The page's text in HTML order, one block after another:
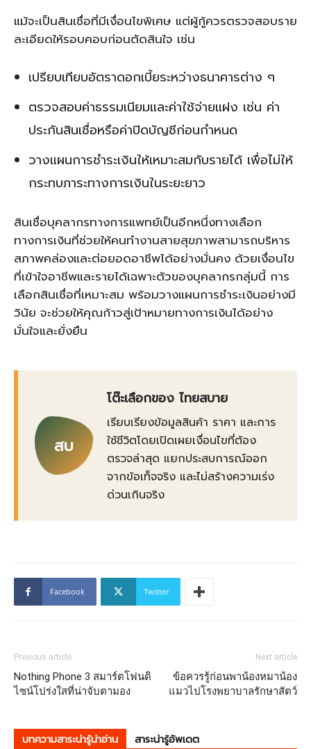
แม้จะเป็นสินเชื่อที่มีเงื่อนไขพิเศษ แต่ผู้กู้ควรตรวจสอบราย
ละเอียดให้รอบคอบก่อนตัดสินใจ เช่น
เปรียบเทียบอัตราดอกเบี้ยระหว่างธนาคารต่าง ๆ
ตรวจสอบค่าธรรมเนียมและค่าใช้จ่ายแฝง เช่น ค่า
ประกันสินเชื่อหรือค่าปิดบัญชีก่อนกำหนด
วางแผนการชำระเงินให้เหมาะสมกับรายได้ เพื่อไม่ให้
กระทบภาระทางการเงินในระยะยาว
สินเชื่อบุคลากรทางการแพทย์เป็นอีกหนึ่งทางเลือก
ทางการเงินที่ช่วยให้คนทำงานสายสุขภาพสามารถบริหาร
สภาพคล่องและต่อยอดอาชีพได้อย่างมั่นคง ด้วยเงื่อนไข
ที่เข้าใจอาชีพและรายได้เฉพาะตัวของบุคลากรกลุ่มนี้ การ
เลือกสินเชื่อที่เหมาะสม พร้อมวางแผนการชำระเงินอย่างมี
วินัย จะช่วยให้คุณก้าวสู่เป้าหมายทางการเงินได้อย่าง
มั่นใจและยั่งยืน
สบ
โต๊ะเลือกของ ไทยสบาย
เรียบเรียงข้อมูลสินค้า ราคา และการ
ใช้ชีวิตโดยเปิดเผยเงื่อนไขที่ต้อง
ตรวจล่าสุด แยกประสบการณ์ออก
จากข้อเท็จจริง และไม่สร้างความเร่ง
ด่วนเกินจริง
Facebook Twitter
Previous article
Nothing Phone 3 สมาร์ตโฟนดิ
ไซน์โปร่งใสที่น่าจับตามอง
Next article
ข้อควรรู้ก่อนพาน้องหมาน้อง
แมวไปโรงพยาบาลรักษาสัตว์
บทความสาระน่ารู้น่าอ่าน สาระน่ารู้อัพเดต